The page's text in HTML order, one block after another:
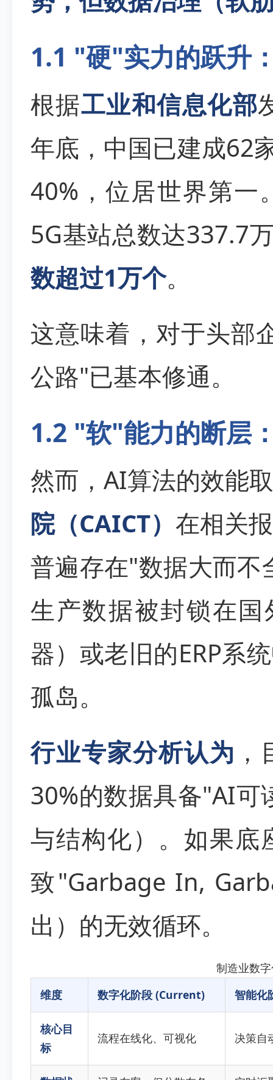
1.1 "硬"实力的跃升
根据工业和信息化部
年底，中国已建成62
40%，位居世界第一
5G基站总数达337.7
数超过1万个。
这意味着，对于头部
公路"已基本修通。
1.2 "软"能力的断层
然而，AI算法的效能
院（CAICT） 在相关
普遍存在"数据大而
生产数据被封锁在国
器）或老旧的ERP系
孤岛。
行业专家分析认为
30%的数据具备"AI可
与结构化）。如果底
致"Garbage In,
出）的无效循环。
制造业数
维度
数字化阶段 (Current) 智能化
核心目
标
流程在线化、可视化 决策自